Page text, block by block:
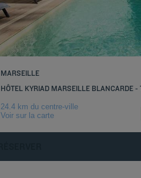
MARSEILLE
HÔTEL KYRIAD MARSEILLE BLANCARDE -
24.4 km du centre-ville
Voir sur la carte